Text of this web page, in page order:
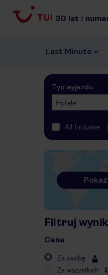
30 lat |
Last Minute
Typ wyjazdu
Hotele
All Inclusive
Filtruj
Cena
Za osobę
Za wszystkich